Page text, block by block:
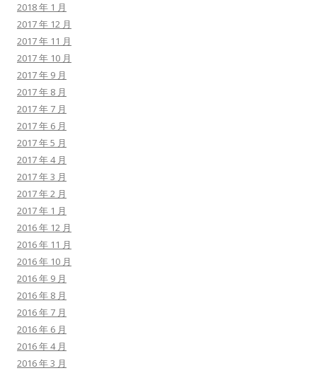
2018 年 1 月
2017 年 12 月
2017 年 11 月
2017 年 10 月
2017 年 9 月
2017 年 8 月
2017 年 7 月
2017 年 6 月
2017 年 5 月
2017 年 4 月
2017 年 3 月
2017 年 2 月
2017 年 1 月
2016 年 12 月
2016 年 11 月
2016 年 10 月
2016 年 9 月
2016 年 8 月
2016 年 7 月
2016 年 6 月
2016 年 4 月
2016 年 3 月